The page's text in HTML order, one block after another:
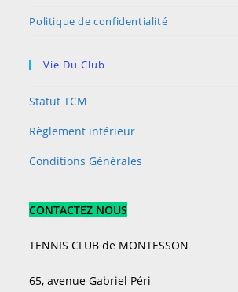
Politique de confidentialité
Vie Du Club
Statut TCM
Règlement intérieur
Conditions Générales
CONTACTEZ NOUS
TENNIS CLUB de MONTESSON
65, avenue Gabriel Péri